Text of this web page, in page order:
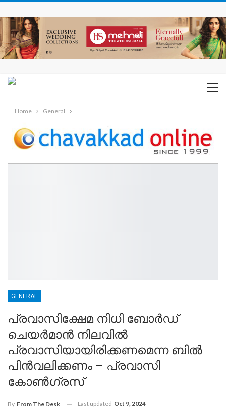
Home General
GENERAL
പ്രവാസിക്ഷേമ നിധി ബോർഡ്
ചെയർമാൻ നിലവിൽ
പ്രവാസിയായിരിക്കണമെന്ന ബിൽ
പിൻവലിക്കണം – പ്രവാസി
കോൺഗ്രസ്
By From The Desk Last updated Oct 9, 2024